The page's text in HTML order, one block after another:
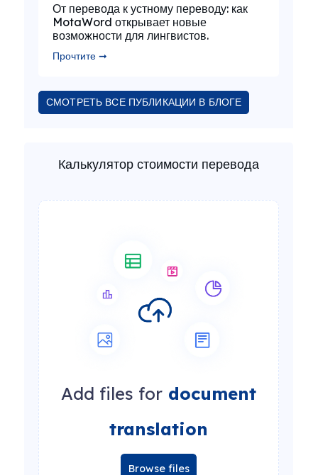
От перевода к устному переводу: как
MotaWord открывает новые
возможности для лингвистов.
Прочтите ➞
СМОТРЕТЬ ВСЕ ПУБЛИКАЦИИ В БЛОГЕ
Калькулятор стоимости перевода
Add files for document
translation
Browse files